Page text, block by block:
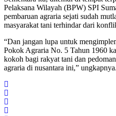
Pelaksana Wilayah (BPW) SPI
pembaruan agraria sejati sudah
masyarakat tani terhindar dari
“Dan jangan lupa untuk
Pokok Agraria No. 5 Tahun 1960
kokoh bagi rakyat tani dan
agraria di nusantara ini,” ungkapnya.